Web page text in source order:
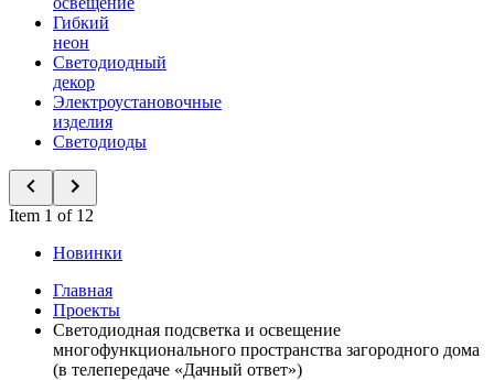
Гибкий
неон
Светодиодный
декор
Электроустановочные
изделия
Светодиоды
Item 1 of 12
Новинки
Главная
Проекты
Светодиодная подсветка и освещение
многофункционального пространства загородного дома
(в телепередаче «Дачный ответ»)